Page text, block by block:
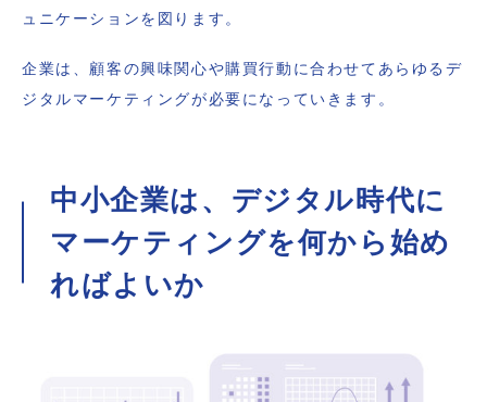
ュニケーションを図ります。
企業は、顧客の興味関心や購買行動に合わせてあらゆるデ
ジタルマーケティングが必要になっていきます。
中小企業は、デジタル時代に
マーケティングを何から始め
ればよいか